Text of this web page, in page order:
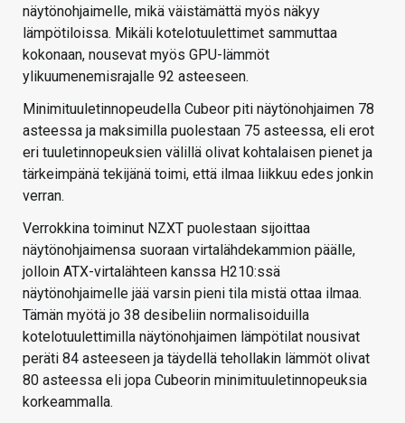
näytönohjaimelle, mikä väistämättä myös näkyy
lämpötiloissa. Mikäli kotelotuulettimet sammuttaa
kokonaan, nousevat myös GPU-lämmöt
ylikuumenemisrajalle 92 asteeseen.
Minimituuletinnopeudella Cubeor piti näytönohjaimen 78
asteessa ja maksimilla puolestaan 75 asteessa, eli erot
eri tuuletinnopeuksien välillä olivat kohtalaisen pienet ja
tärkeimpänä tekijänä toimi, että ilmaa liikkuu edes jonkin
verran.
Verrokkina toiminut NZXT puolestaan sijoittaa
näytönohjaimensa suoraan virtalähdekammion päälle,
jolloin ATX-virtalähteen kanssa H210:ssä
näytönohjaimelle jää varsin pieni tila mistä ottaa ilmaa.
Tämän myötä jo 38 desibeliin normalisoiduilla
kotelotuulettimilla näytönohjaimen lämpötilat nousivat
peräti 84 asteeseen ja täydellä tehollakin lämmöt olivat
80 asteessa eli jopa Cubeorin minimituuletinnopeuksia
korkeammalla.